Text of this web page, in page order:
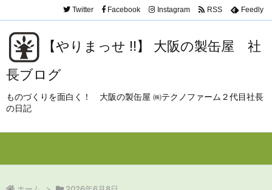
【やりまっせ !!】 大阪の製缶屋 社
長ブログ
ものづくりを面白く！ 大阪の製缶屋 ㈱テクノファーム２代目社長
の日記
Twitter Facebook Instagram RSS Feedly